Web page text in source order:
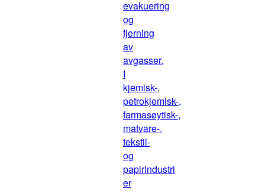
evakuering
og
fjerning
av
avgasser.
I
kjemisk-,
petrokjemisk-,
farmasøytisk-,
matvare-,
tekstil-
og
papirindustri
er